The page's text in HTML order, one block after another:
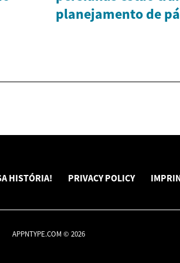
planejamento de
HISTÓRIA! PRIVACY POLICY
APPNTYPE.COM © 2026